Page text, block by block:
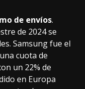
de envíos.
de 2024 se
Samsung fue el
cuota de
un 22% de
en Europa